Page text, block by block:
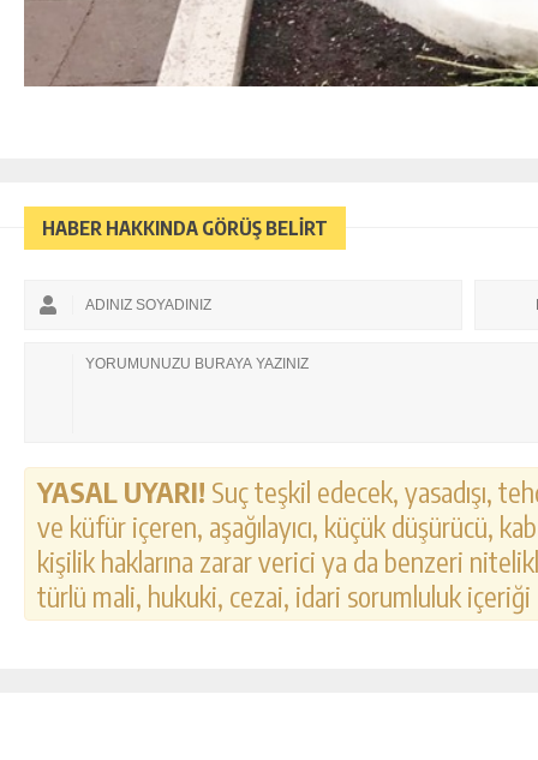
HABER HAKKINDA GÖRÜŞ BELİRT
YASAL UYARI! Suç teşkil edecek, yasadışı,
ve küfür içeren, aşağılayıcı, küçük düşürücü,
kişilik haklarına zarar verici ya da benzeri
türlü mali, hukuki, cezai, idari sorumluluk